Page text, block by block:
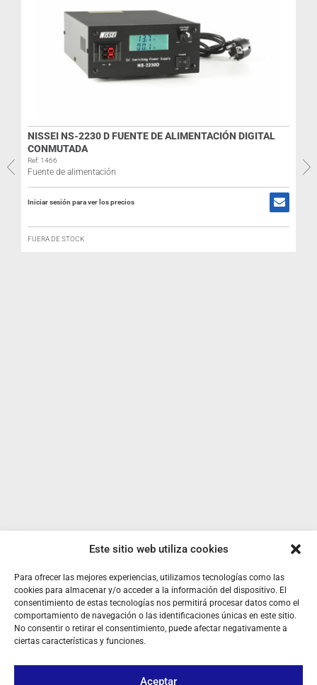
Este sitio web utiliza cookies
Para ofrecer las mejores experiencias, utilizamos tecnologías como las
cookies para almacenar y/o acceder a la información del dispositivo. El
consentimiento de estas tecnologías nos permitirá procesar datos como el
comportamiento de navegación o las identificaciones únicas en este sitio.
No consentir o retirar el consentimiento, puede afectar negativamente a
ciertas características y funciones.
Aceptar
NISSEI NS-2230 D FUENTE DE ALIMENTACIÓN DIGITAL
CONMUTADA
Ref: 1466
Fuente de alimentación
Iniciar sesión para ver los precios
FUERA DE STOCK
SOBRE NOSOTROS
TU CUENTA
CONTACTO
SÍGUENOS